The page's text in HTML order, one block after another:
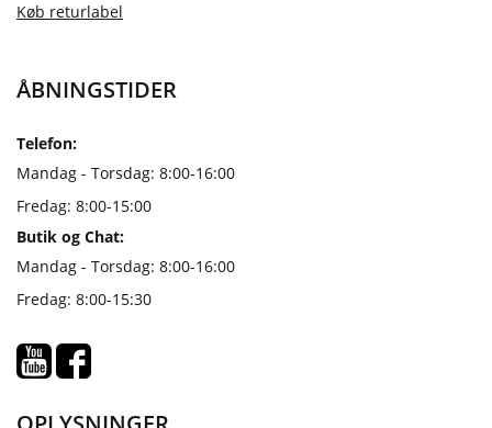
Køb returlabel
ÅBNINGSTIDER
Telefon:
Mandag - Torsdag: 8:00-16:00
Fredag: 8:00-15:00
Butik og Chat:
Mandag - Torsdag: 8:00-16:00
Fredag: 8:00-15:30